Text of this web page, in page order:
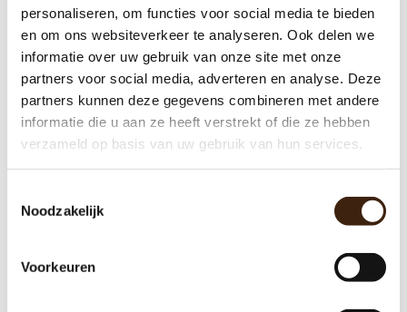
personaliseren, om functies voor social media te bieden
en om ons websiteverkeer te analyseren. Ook delen we
informatie over uw gebruik van onze site met onze
partners voor social media, adverteren en analyse. Deze
partners kunnen deze gegevens combineren met andere
informatie die u aan ze heeft verstrekt of die ze hebben
verzameld op basis van uw gebruik van hun services.
Noodzakelijk
Voorkeuren